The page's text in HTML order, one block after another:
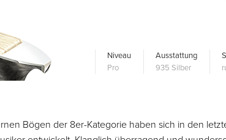
Niveau
Pro
Ausstattung
935 Silber
Bögen der 8er-Kategorie haben sich in den